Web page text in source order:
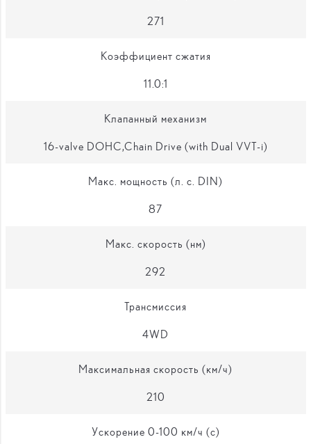
271
Коэффициент сжатия
11.0:1
Клапанный механизм
16-valve DOHC,Chain Drive (with Dual VVT-i)
Макс. мощность (л. с. DIN)
87
Макс. скорость (нм)
292
Трансмиссия
4WD
Максимальная скорость (км/ч)
210
Ускорение 0-100 км/ч (с)